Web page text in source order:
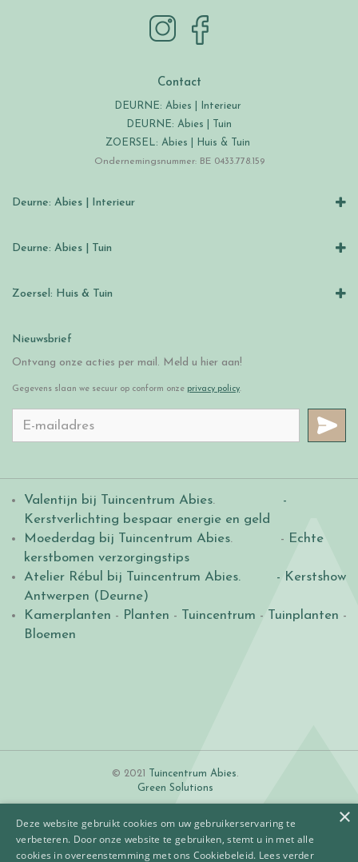
Contact
DEURNE: Abies | Interieur
DEURNE: Abies | Tuin
ZOERSEL: Abies | Huis & Tuin
Ondernemingsnummer: BE 0433.778.159
Deurne: Abies | Interieur
Deurne: Abies | Tuin
Zoersel: Huis & Tuin
Nieuwsbrief
Ontvang onze acties per mail. Meld u hier aan!
Gegevens slaan we secuur op conform onze privacy policy.
Valentijn bij Tuincentrum Abies.
-
Kerstverlichting bespaar energie en geld
Moederdag bij Tuincentrum Abies. - Echte
kerstbomen verzorgingstips
Atelier Rébul bij Tuincentrum Abies.
- Kerstshow
Antwerpen (Deurne)
Kamerplanten - Planten - Tuincentrum - Tuinplanten -
Bloemen
© 2021 Tuincentrum Abies.
Green Solutions
×
Deze website gebruikt cookies om uw gebruikerservaring te
verbeteren. Door onze website te gebruiken, stemt u in met alle
cookies in overeenstemming met ons Cookiebeleid. Lees verder